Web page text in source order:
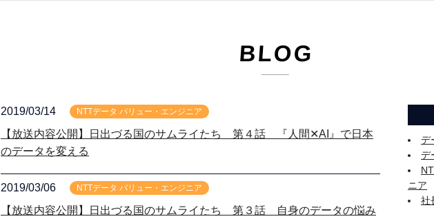
BLOG
2019/03/14 NTTデータ バリュー・エンジニア
【放送内容公開】日出づる国のサムライたち 第４話 『人間✕AI』で日本
のデータを変える
2019/03/06 NTTデータ バリュー・エンジニア
【放送内容公開】日出づる国のサムライたち 第３話 自身のデータの悩み
デ
デ
ニア
社